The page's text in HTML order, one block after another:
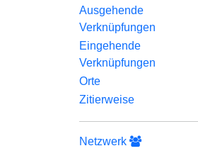
Ausgehende
Verknüpfungen
Eingehende
Verknüpfungen
Orte
Zitierweise
Netzwerk